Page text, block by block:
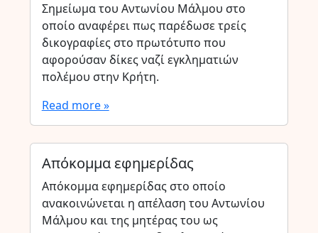
Σημείωμα του Αντωνίου Μάλμου στο
οποίο αναφέρει πως παρέδωσε τρείς
δικογραφίες στο πρωτότυπο που
αφορούσαν δίκες ναζί εγκληματιών
πολέμου στην Κρήτη.
Read more »
Απόκομμα εφημερίδας
Απόκομμα εφημερίδας στο οποίο
ανακοινώνεται η απέλαση του Αντωνίου
Μάλμου και της μητέρας του ως